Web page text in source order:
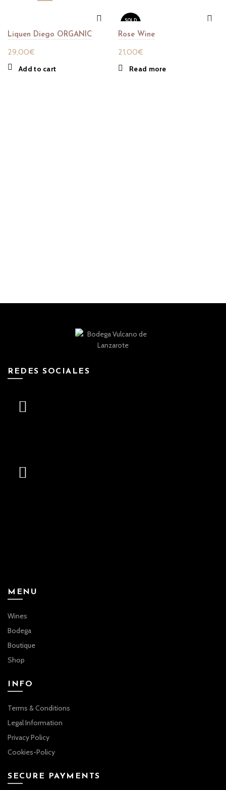
Liquen Diego ORGANIC
29,00€
Add to cart
SOLD
Rose Wine
21,00€
Read more
REDES SOCIALES
MENU
Wines
Bodega
Boutique
Shop
INFO
Terms & Conditions
Legal Information
Privacy Policy
Cookies-Policy
SECURE PAYMENTS